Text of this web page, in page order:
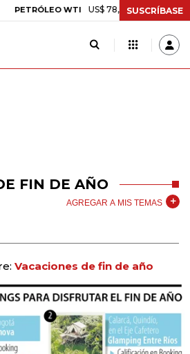
WTI US$ 78,01 US$ 2,92 +3,89%
SUSCRÍBASE
FIN DE AÑO
AGREGAR A MIS TEMAS
Vacaciones de fin de año